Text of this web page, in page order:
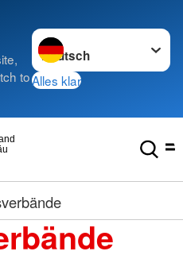
to
Sprache wechseln zu
Alles klar